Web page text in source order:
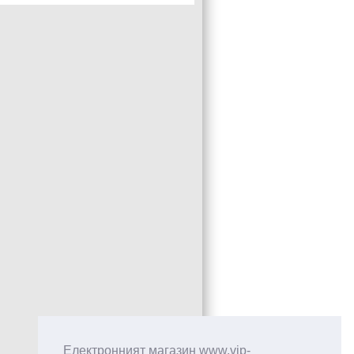
Електронният магазин www.vip-